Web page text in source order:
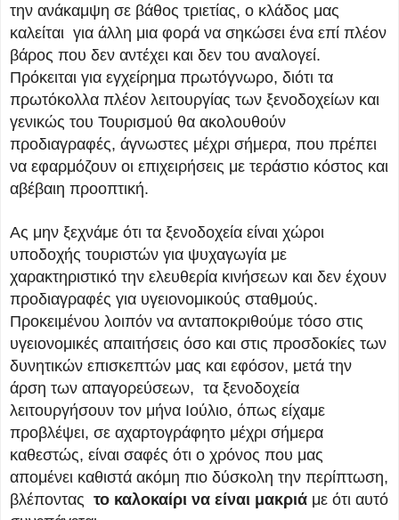
την ανάκαμψη σε βάθος τριετίας, ο κλάδος μας
καλείται για άλλη μια φορά να σηκώσει ένα επί πλέον
βάρος που δεν αντέχει και δεν του αναλογεί.
Πρόκειται για εγχείρημα πρωτόγνωρο, διότι τα
πρωτόκολλα πλέον λειτουργίας των ξενοδοχείων και
γενικώς του Τουρισμού θα ακολουθούν
προδιαγραφές, άγνωστες μέχρι σήμερα, που πρέπει
να εφαρμόζουν οι επιχειρήσεις με τεράστιο κόστος και
αβέβαιη προοπτική.
Ας μην ξεχνάμε ότι τα ξενοδοχεία είναι χώροι
υποδοχής τουριστών για ψυχαγωγία με
χαρακτηριστικό την ελευθερία κινήσεων και δεν έχουν
προδιαγραφές για υγειονομικούς σταθμούς.
Προκειμένου λοιπόν να ανταποκριθούμε τόσο στις
υγειονομικές απαιτήσεις όσο και στις προσδοκίες των
δυνητικών επισκεπτών μας και εφόσον, μετά την
άρση των απαγορεύσεων, τα ξενοδοχεία
λειτουργήσουν τον μήνα Ιούλιο, όπως είχαμε
προβλέψει, σε αχαρτογράφητο μέχρι σήμερα
καθεστώς, είναι σαφές ότι ο χρόνος που μας
απομένει καθιστά ακόμη πιο δύσκολη την περίπτωση,
βλέποντας το καλοκαίρι να είναι μακριά με ότι αυτό